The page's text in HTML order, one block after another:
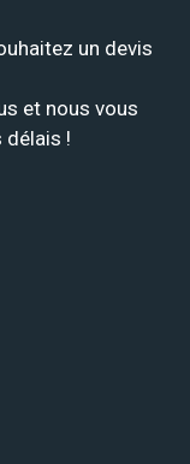
un devis
et nous vous
!